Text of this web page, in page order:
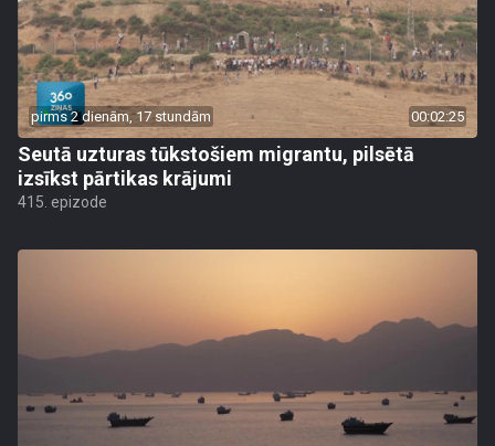
pirms 2 dienām, 17 stundām 00:02:25
Seutā uzturas tūkstošiem migrantu, pilsētā
izsīkst pārtikas krājumi
415. epizode